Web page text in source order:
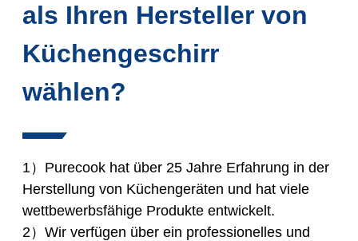
als Ihren Hersteller von
Küchengeschirr
wählen?
1）Purecook hat über 25 Jahre Erfahrung in der
Herstellung von Küchengeräten und hat viele
wettbewerbsfähige Produkte entwickelt.
2）Wir verfügen über ein professionelles und